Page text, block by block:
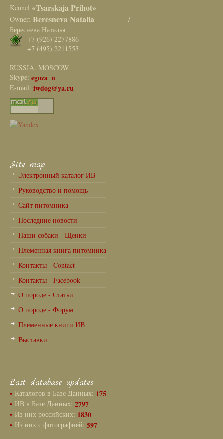
Kennel «Tsarskaja Prihot»
Owner: Beresneva Natalia /
Береснева Наталья
+7 (926) 2277886
+7 (495) 2211553
RUSSIA. MOSCOW.
Skype: egoza_n
E-mail: iwdog@ya.ru
Site map
Электронный каталог ИВ
Руководство и помощь
Сайт питомника
Последние новости
Наши собаки - Щенки
Племенная книга питомника
Контакты - Contact
Контакты - Facebook
О породе - Статьи
О породе - Форум
Племенные книги ИВ
Выставки
Last database updates
• Каталогов в Базе Данных: 175
• ИВ в Базе Данных: 2797
• Из них российских: 1830
• Из них с фотографией: 597